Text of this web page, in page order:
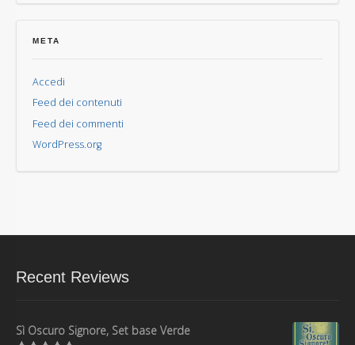
META
Accedi
Feed dei contenuti
Feed dei commenti
WordPress.org
Recent Reviews
Sì Oscuro Signore, Set base Verde